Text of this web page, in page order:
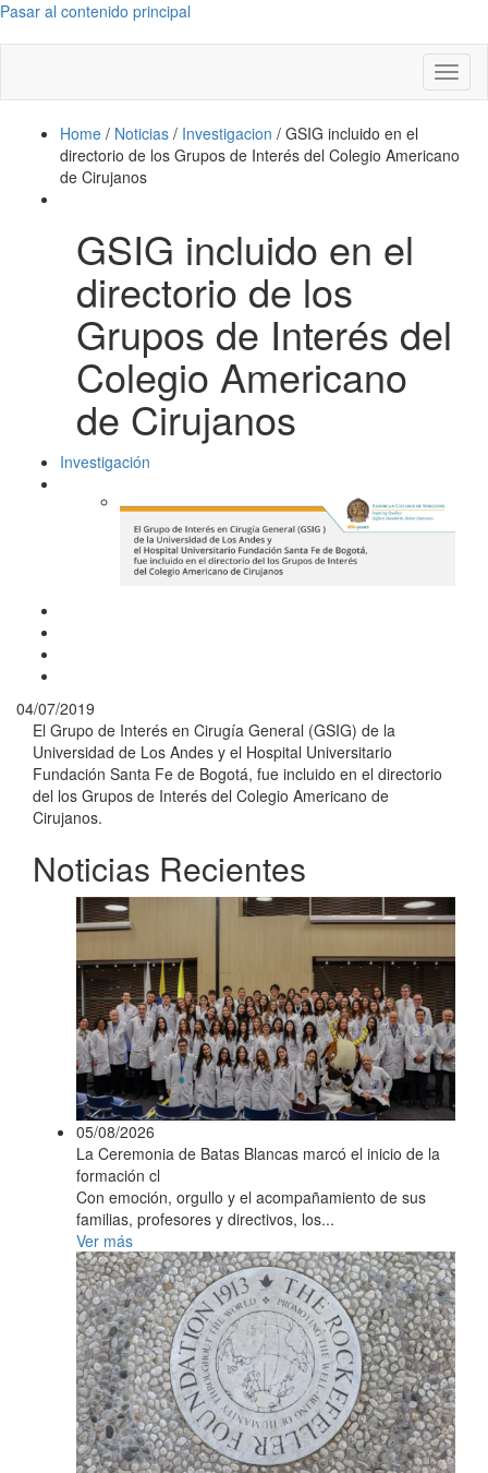
Pasar al contenido principal
Home / Noticias / Investigacion / GSIG incluido en el
directorio de los Grupos de Interés del Colegio Americano
de Cirujanos
GSIG incluido en el
directorio de los
Grupos de Interés del
Colegio Americano
de Cirujanos
Investigación
04/07/2019
El Grupo de Interés en Cirugía General (GSIG) de la
Universidad de Los Andes y el Hospital Universitario
Fundación Santa Fe de Bogotá, fue incluido en el directorio
del los Grupos de Interés del Colegio Americano de
Cirujanos.
Noticias Recientes
05/08/2026
La Ceremonia de Batas Blancas marcó el inicio de la
formación cl
Con emoción, orgullo y el acompañamiento de sus
familias, profesores y directivos, los...
Ver más